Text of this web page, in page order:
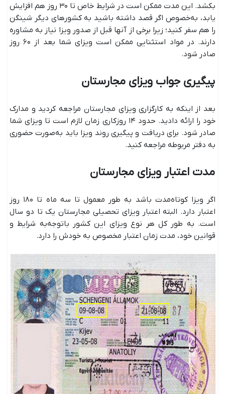
بکشد. این مدت ممکن است در شرایط خاص تا ۳۰ روز هم افزایش
یابد، به‌خصوص اگر قصد داشته باشید به کشورهای دیگر شینگن
را هم سفر کنید؛ زیرا برخی از آنها قبل از صدور ویزا نیاز به مشاوره
دارند. در مواد استثنایی ممکن است ویزای شما بعد از ۶۰ روز
صادر شود.
پیگیری جواب ویزای مجارستان
بعد از اینکه به کارگزاری ویزای مجارستان مراجعه کردید و مدارک
خود را ارائه دادید. حدود ۱۴ روزکاری زمان لازم است تا ویزای شما
صادر شود. برای دریافت و پیگیری روند ویزا باید به‌صورت حضوری
به دفتر مربوطه مراجعه کنید.
مدت اعتبار ویزای مجارستان
اگر ویزا کوتاه‌مدت باشد به طور معمول تا سه ماه تا ۱۸۰ روز
اعتبار دارد. البته اعتبار ویزای تحصیلی مجارستان یک تا دو سال
است. به طور کل هر نوع ویزای این کشور باتوجه‌به شرایط و
قوانین خود، مدت زمان اعتبار مخصوص به خودش را دارد.